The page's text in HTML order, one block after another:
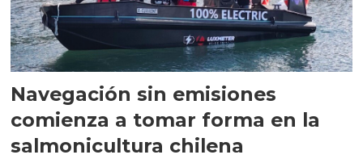
Navegación sin emisiones
comienza a tomar forma en la
salmonicultura chilena